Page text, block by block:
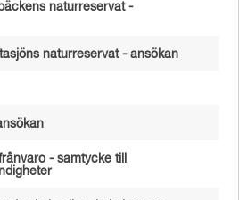
naturreservat -
naturreservat - ansökan
- samtycke till